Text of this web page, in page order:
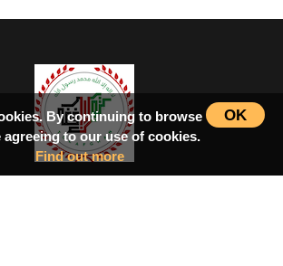
OK
By continuing to browse
agreeing to our use of cookies.
Find out more